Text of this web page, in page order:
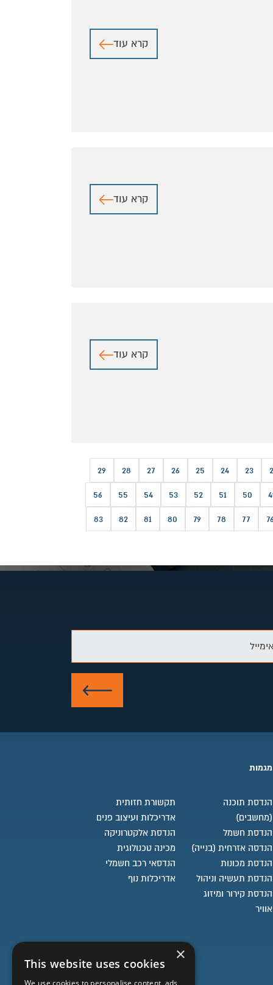
קרא עוד
קרא עוד
קרא עוד
23
24
25
26
27
28
29
50
51
52
53
54
55
56
76
77
78
79
80
81
82
83
שלח
מגמות
הנדסת תוכנה
(מחשבים)
הנדסת חשמל
הנדסה אזרחית (בנייה)
הנדסת מכונות
הנדסת תעשיה וניהול
הנדסת קירור ומיזוג
אוויר
תקשורת חזותית
אדריכלות ועיצוב פנים
הנדסת אלקטרוניקה
מכינה טכנולוגית
הנדסאי רכב חשמלי
אדריכלות נוף
×
This website uses cookies
We use cookies to personalise content, ads